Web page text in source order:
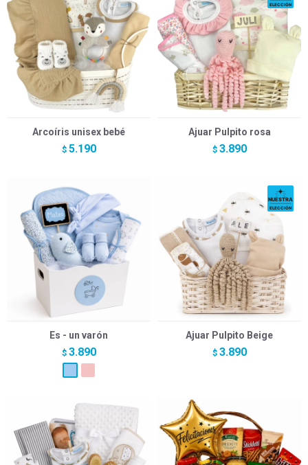
Arcoíris unisex bebé
$ 5.190
Ajuar Pulpito rosa
$ 3.890
Es - un varón
$ 3.890
Ajuar Pulpito Beige
$ 3.890